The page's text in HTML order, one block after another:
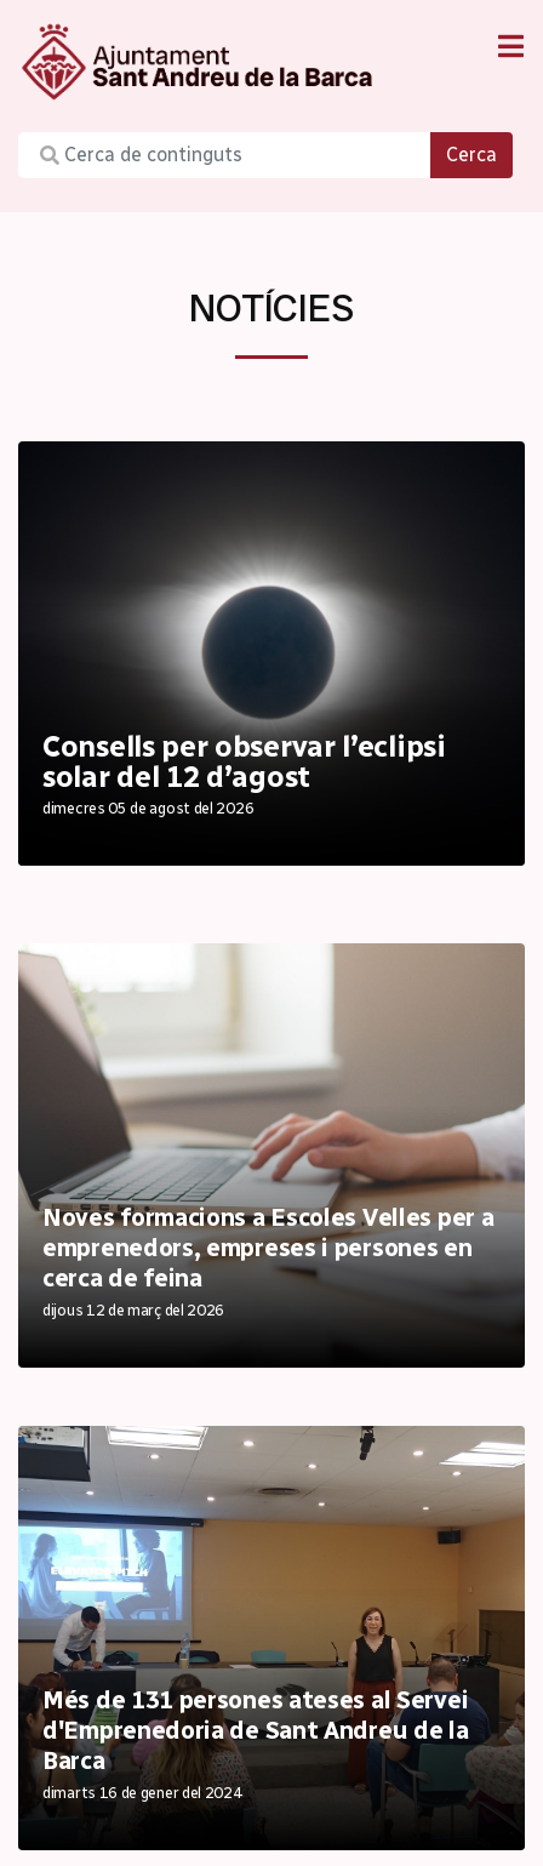
Cerca
NOTÍCIES
Consells per observar l’eclipsi
solar del 12 d’agost
dimecres 05 de agost del 2026
Noves formacions a Escoles Velles per a
emprenedors, empreses i persones en
cerca de feina
dijous 12 de març del 2026
Més de 131 persones ateses al Servei
d'Emprenedoria de Sant Andreu de la
Barca
dimarts 16 de gener del 2024